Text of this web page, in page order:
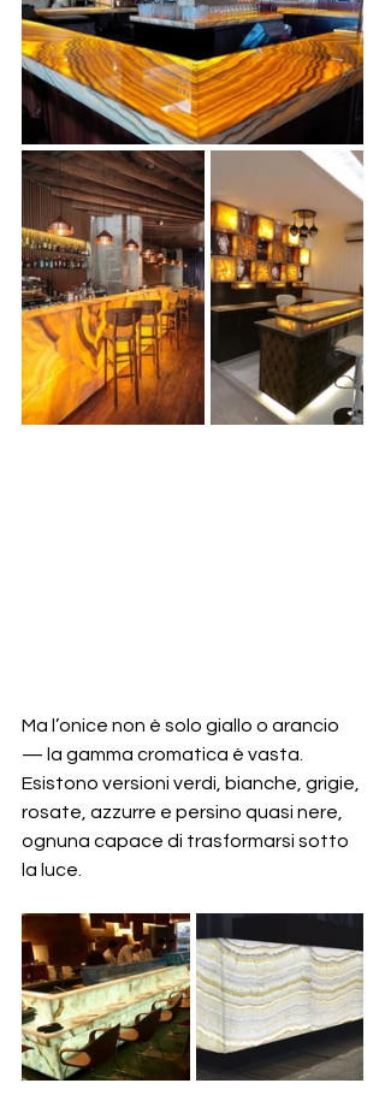
Ma l’onice non è solo giallo o arancio
— la gamma cromatica è vasta.
Esistono versioni verdi, bianche, grigie,
rosate, azzurre e persino quasi nere,
ognuna capace di trasformarsi sotto
la luce.